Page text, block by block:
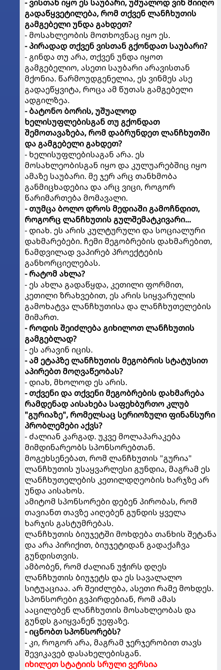
- ვისთან იყო ეს საუბარი, უშუალოდ ვინ მიიღო
გადაწყვეტილება, რომ თქვენ ლანჩხუთის
გამგებელი უნდა გახდეთ?
- მოსახლეობის მოთხოვნაც იყო ეს.
- პირადად თქვენ ვისთან გქონდათ საუბარი?
- გინდა თუ არა, თქვენ უნდა იყოთ
გამგებელიო, ასეთი საუბარი არავისთან
მქონია. წარმოუდგენელია, ეს ვინმეს ასე
გადაეწყვიტა, როცა ამ წუთას გამგებელი
ადგილზეა.
- ბატონო ბორის, უშუალოდ
ხელისუფლებისგან თუ გქონდათ
შემოთავაზება, რომ დაბრუნდეთ ლანჩხუთში
და გამგებელი გახდეთ?
- ხელისუფლებისაგან არა. ეს
მოსახლეობისგან იყო და კულუარებშიც იყო
ამაზე საუბარი. მე ჯერ არც თანხმობა
განმიცხადებია და არც ვიცი, როგორ
წარიმართება მომავალი.
- თუმცა ბოლო დროს მედიაში გამოჩნდით,
როგორც ლანჩხუთის გულშემატკივარი...
- დიახ. ეს არის კულტურული და სოციალური
დახმარებები. ჩემი მეგობრების დახმარებით,
ნამდვილად ვაპირებ პროექტების
განხორციელებას.
- რატომ ახლა?
- ეს ახლა გადაწყდა, კეთილი ფორმით,
კეთილი ზრახვებით, ეს არის სიყვარულის
გამოხატვა ლანჩხუთისა და ლანჩხუთელების
მიმართ.
- როდის შეიძლება გიხილოთ ლანჩხუთის
გამგებლად?
- ეს არავინ იცის.
- ამ ეტაპზე ლანჩხუთის მეგობრის სტატუსით
აპირებთ მოღვაწეობას?
- დიახ, მხოლოდ ეს არის.
- თქვენი და თქვენი მეგობრების დახმარება
რამდენად აისახება საფეხბურთო კლუბ
"გურიაზე", რომელსაც სერიოზული ფინანსური
პრობლემები აქვს?
- ძალიან კარგად. უკვე მოლაპარაკება
მიმდინარეობს სპონსორებთან.
მოგეხსენებათ, რომ ლანჩხუთის "გურია"
ლანჩხუთის უსაყვარლესი გუნდია, მაგრამ ეს
ლანჩხუთელების კეთილდღეობის ხარჯზე არ
უნდა აისახოს.
ამიტომ სპონსორები დებენ პირობას, რომ
თავიანთ თავზე აიღებენ გუნდის ყველა
ხარჯის გასტუმრებას.
ლანჩხუთის ბიუჯეტში მოხდება თანხის შეტანა
და არა პირიქით, ბიუჯეტიდან გადაქაჩვა
გუნდისთვის.
ამბობენ, რომ ძალიან უჭირს დღეს
ლანჩხუთის ბიუჯეტს და ეს სავალალო
სიტუაციაა. არ შეიძლება, ასეთი რამე მოხდეს.
სპონსორები გვპირდებიან, რომ ამას
ააცილებენ ლანჩხუთის მოსახლეობას და
გუნდს გაიყვანენ უეფაზე.
- იცნობთ სპონსორებს?
- კი, როგორ არა, მაგრამ ჯერჯერობით თავს
შევიკავებ დასახელებისგან.
იხილეთ სტატიის სრული ვერსია